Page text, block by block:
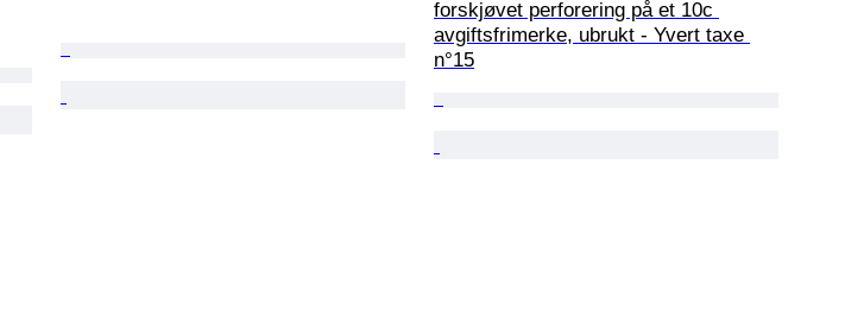
forskjøvet perforering på et 10c
avgiftsfrimerke, ubrukt - Yvert taxe
n°15